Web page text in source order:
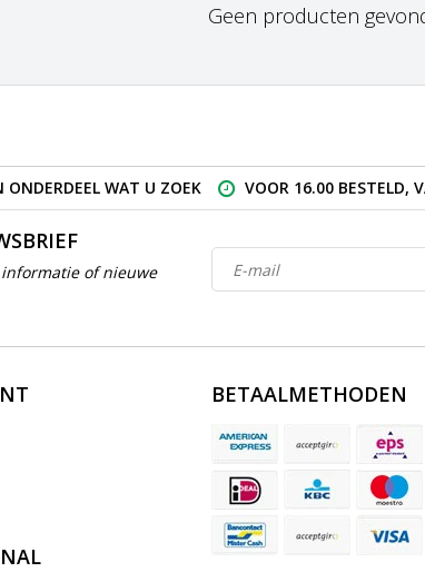
Geen producten
ONDERDEEL WAT U ZOEK
VOOR 16.00 BESTELD,
of nieuwe
BETAALMETHODEN